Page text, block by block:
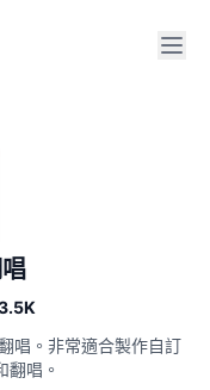
唱。非常適合製作自訂
翻唱。